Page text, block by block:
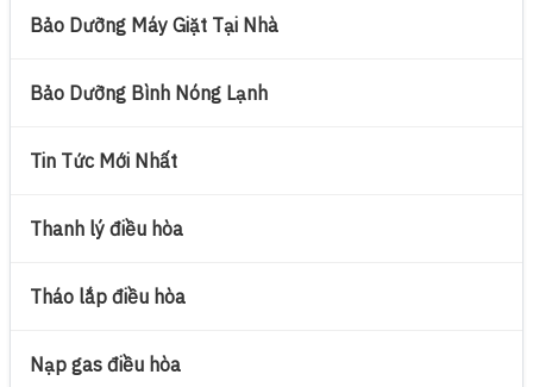
Bảo Dưỡng Máy Giặt Tại Nhà
Bảo Dưỡng Bình Nóng Lạnh
Tin Tức Mới Nhất
Thanh lý điều hòa
Tháo lắp điều hòa
Nạp gas điều hòa